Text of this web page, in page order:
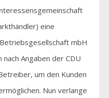
eine
mbH
Angaben der CDU
um den Kunden
Nun verlange